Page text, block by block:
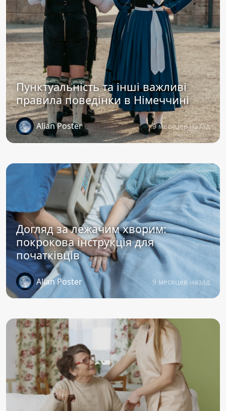
Пунктуальність та інші важливі
правила поведінки в Німеччині
Alian Poster 9 месяцев назад
Догляд за лежачим хворим:
покрокова інструкція для
початківців
Alian Poster 9 месяцев назад